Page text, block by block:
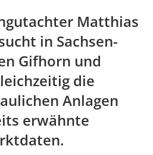
Matthias
in Sachsen-
Gifhorn und
die
Anlagen
erwähnte